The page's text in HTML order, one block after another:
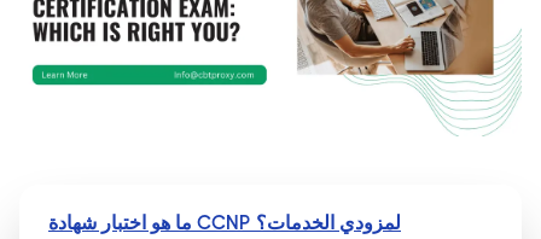
ما هو اختبار شهادة CCNP لمزودي الخدمات؟